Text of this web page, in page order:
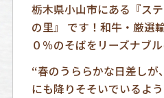
栃木県小山市にある『ス
の里』 です！和牛・厳選
０％のそばをリーズナブ
“春のうららかな日差しが
にも降りそそいでいるよう